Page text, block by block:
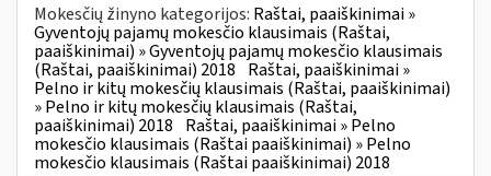
Mokesčių žinyno kategorijos: Raštai, paaiškinimai »
Gyventojų pajamų mokesčio klausimais (Raštai,
paaiškinimai) » Gyventojų pajamų mokesčio klausimais
(Raštai, paaiškinimai) 2018 Raštai, paaiškinimai »
Pelno ir kitų mokesčių klausimais (Raštai, paaiškinimai)
» Pelno ir kitų mokesčių klausimais (Raštai,
paaiškinimai) 2018 Raštai, paaiškinimai » Pelno
mokesčio klausimais (Raštai paaiškinimai) » Pelno
mokesčio klausimais (Raštai paaiškinimai) 2018